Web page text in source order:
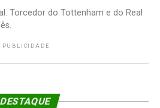
Torcedor do Tottenham e do Real
PUBLICIDADE
DESTAQUE